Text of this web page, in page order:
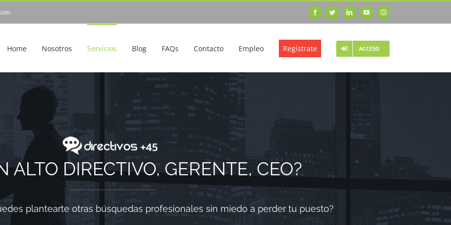
FacebookTwitterLinkedInYouTubeInstagram
Home Nosotros Servicios Blog FAQs Contacto Empleo Regístrate ACCESO
ALTO DIRECTIVO, GERENTE, CEO?
plantearte otras búsquedas profesionales sin miedo a perder tu puesto?